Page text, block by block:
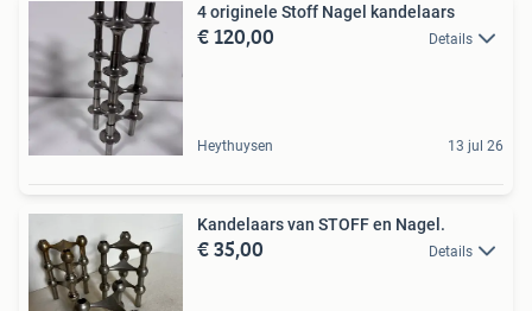
4 originele Stoff Nagel kandelaars
€ 120,00 Details
Heythuysen 13 jul 26
Kandelaars van STOFF en Nagel.
€ 35,00 Details